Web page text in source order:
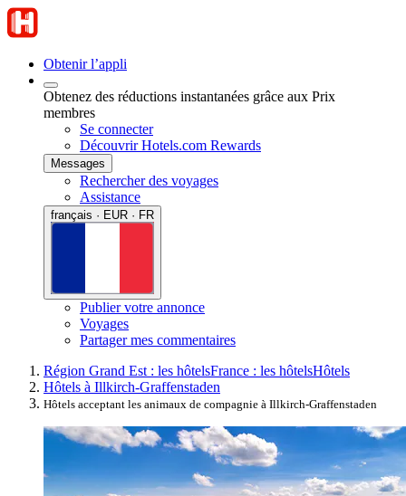
Obtenir l’appli
Obtenez des réductions instantanées grâce aux Prix
membres
Se connecter
Découvrir Hotels.com Rewards
Messages
Rechercher des voyages
Assistance
français · EUR · FR
Publier votre annonce
Voyages
Partager mes commentaires
Région Grand Est : les hôtelsFrance : les hôtelsHôtels
Hôtels à Illkirch-Graffenstaden
Hôtels acceptant les animaux de compagnie à Illkirch-Graffenstaden